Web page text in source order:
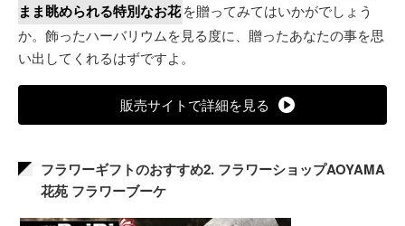
まま眺められる特別なお花を贈ってみてはいかがでしょう
か。飾ったハーバリウムを見る度に、贈ったあなたの事を思
い出してくれるはずですよ。
販売サイトで詳細を見る
フラワーギフトのおすすめ2. フラワーショップAOYAMA
花苑 フラワーブーケ